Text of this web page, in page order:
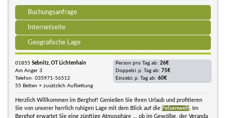
Buchungsanfrage
Internetseite
Geografische Lage
01855 Sebnitz, OT Lichtenhain
Am Anger 3
Telefon: 035971-56512
55 Betten + zusätzlich Aufbettung
Person pro Tag ab: 26€
Doppelzi. p. Tag ab: 75€
Einzelzi. p. Tag ab: 60€
Herzlich Willkommen im Berghof! Genießen Sie Ihren Urlaub und profitieren
Sie von unserer herrlich ruhigen Lage mit dem Blick auf die Felsenwelt . Im
Berghof erwartet Sie eine zünftige Atmosphäre ... ob im Gewölbe, der Veranda